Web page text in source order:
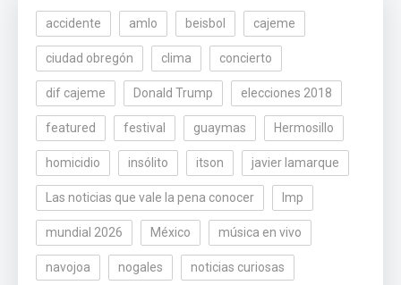
accidente amlo beisbol cajeme
ciudad obregón clima concierto
dif cajeme Donald Trump elecciones 2018
featured festival guaymas Hermosillo
homicidio insólito itson javier lamarque
Las noticias que vale la pena conocer lmp
mundial 2026 México música en vivo
navojoa nogales noticias curiosas